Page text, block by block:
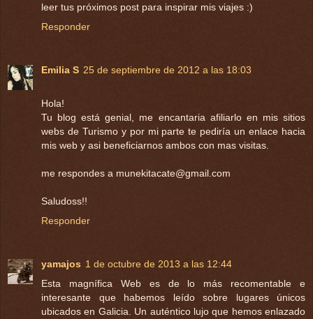
leer tus próximos post para inspirar mis viajes :)
Responder
Emilia S 25 de septiembre de 2012 a las 18:03
Hola!
Tu blog está genial, me encantaria afiliarlo en mis sitios
webs de Turismo y por mi parte te pediría un enlace hacia
mis web y asi beneficiarnos ambos con mas visitas.
me respondes a munekitacate@gmail.com
Saludoss!!
Responder
yamajos 1 de octubre de 2013 a las 12:44
Esta magnífica Web es de lo más recomentable e
interesante que habemos leído sobre lugares únicos
ubicados en Galicia. Un auténtico lujo que hemos enlazado